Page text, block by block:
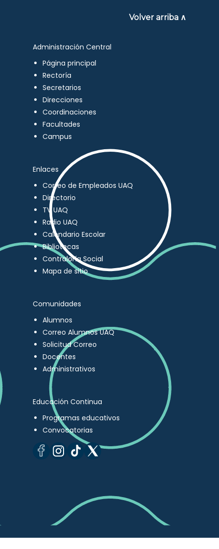
Volver arriba ∧
Administración Central
Página principal
Rectoría
Secretarios
Direcciones
Coordinaciones
Facultades
Campus
Enlaces
Correo de Empleados UAQ
Directorio
TV UAQ
Radio UAQ
Calendario Escolar
Bibliotecas
Contraloría Social
Mapa de sitio
Comunidades
Alumnos
Correo Alumnos UAQ
Solicitud Correo
Docentes
Administrativos
Educación Continua
Programas educativos
Convocatorias